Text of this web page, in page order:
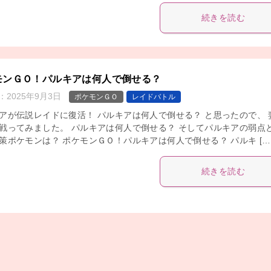
続きを読む
ンＧＯ！パルキアは何人で倒せる？
2025年9月3日 ポケモンＧＯ レイドバトル
が伝説レイドに復活！ パルキアは何人で倒せる？ と思ったので、
ってみました。 パルキアは何人で倒せる？ そしてパルキアの弱点
ポケモンは？ ポケモンＧＯ！パルキアは何人で倒せる？ パルキ
続きを読む